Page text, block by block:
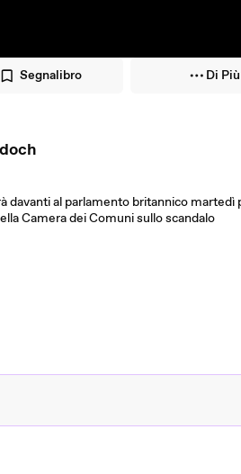
Segnalibro Di Più
davanti al parlamento britannico martedì
Camera dei Comuni sullo scandalo